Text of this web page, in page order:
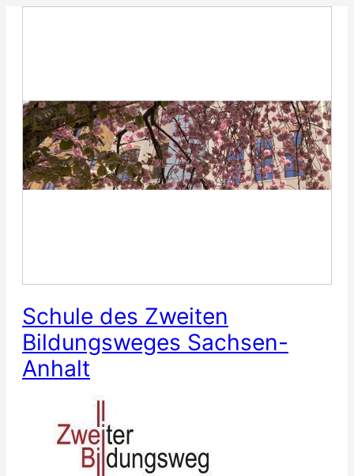
Schule des Zweiten
Bildungsweges Sachsen-
Anhalt